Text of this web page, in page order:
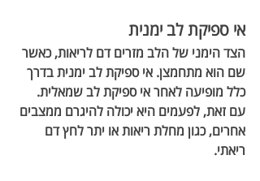
אי ספיקת לב ימנית
הצד הימני של הלב מזרים דם לריאות, כאשר
שם הוא מתחמצן. אי ספיקת לב ימנית בדרך
כלל מופיעה לאחר אי ספיקת לב שמאלית.
עם זאת, לפעמים היא יכולה להיגרם ממצבים
אחרים, כגון מחלת ריאות או יתר לחץ דם
ריאתי.